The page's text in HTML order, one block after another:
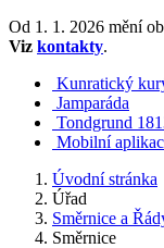
Od 1. 1. 2026 mění
Viz kontakty.
Kunratický
Jamparáda
Tondgrund
Mobilní
Úvodní stránka
Úřad
Směrnice a
Směrnice